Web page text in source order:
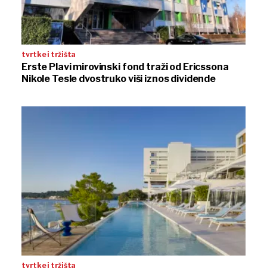
tvrtke i tržišta
Erste Plavi mirovinski fond traži od Ericssona
Nikole Tesle dvostruko viši iznos dividende
tvrtke i tržišta